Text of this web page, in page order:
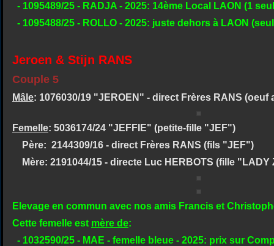
- 1095489/25 - RADJA - 2025: 14ème Local LAON (1
- 1095488/25 - ROLLO - 2025: juste dehors à LAON
Jeroen & Stijn RANS
Couple 5
Mâle: 1076030/19 "JEROEN" - direct Frères RANS (oeuf
Femelle: 5036174/24 "JEFFIE" (petite-fille "JEF")
Père: 2144309/16 - direct Frères RANS (fils "JEF")
Mère: 2191044/15 - directe Luc HERBOTS (fille "LADY
Elevage en commun avec nos amis Francis et
Cette femelle est mère de:
- 1032590/25 - MAE - femelle bleue - 2025: prix sur